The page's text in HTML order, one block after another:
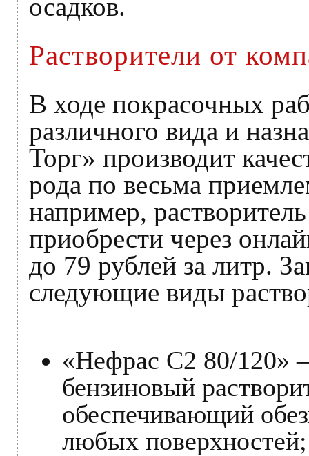
осадков.
Растворители от
В ходе покрасочных
различного вида и
Торг» производит
рода по весьма
например,
приобрести через
до 79 рублей за литр.
следующие виды
«Нефрас С2 80/120»
бензиновый
обеспечивающий
любых поверхностей;